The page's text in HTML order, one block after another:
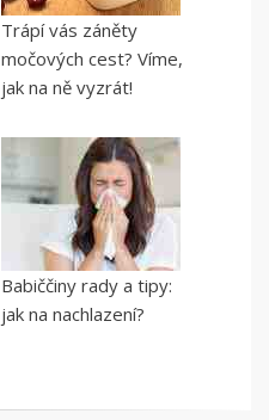
Trápí vás záněty
močových cest? Víme,
jak na ně vyzrát!
Babiččiny rady a tipy:
jak na nachlazení?